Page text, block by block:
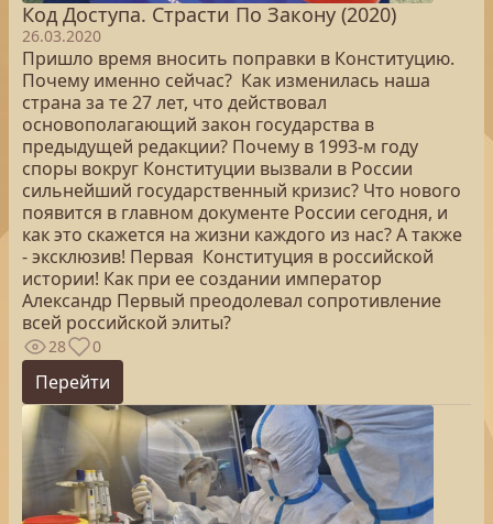
Код Доступа. Страсти По Закону (2020)
26.03.2020
Пришло время вносить поправки в Конституцию.
Почему именно сейчас? Как изменилась наша
страна за те 27 лет, что действовал
основополагающий закон государства в
предыдущей редакции? Почему в 1993-м году
споры вокруг Конституции вызвали в России
сильнейший государственный кризис? Что нового
появится в главном документе России сегодня, и
как это скажется на жизни каждого из нас? А также
- эксклюзив! Первая Конституция в российской
истории! Как при ее создании император
Александр Первый преодолевал сопротивление
всей российской элиты?
28 0
Перейти